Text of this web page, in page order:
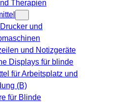
Therapien
und
und Notizgeräte
Displays für blinde
für Arbeitsplatz und
(B)
für Blinde